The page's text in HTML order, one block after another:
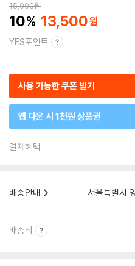
15,000원
10 13,500
YES포인트
사용 가능한 쿠폰 받기
앱 다운 시 1천원 상품권
결제혜택
배송안내
서울특별시
배송비